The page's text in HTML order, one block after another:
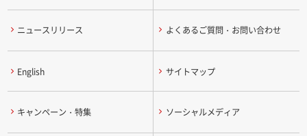
ニュースリリース よくあるご質問・お問い合わせ
English サイトマップ
キャンペーン・特集 ソーシャルメディア